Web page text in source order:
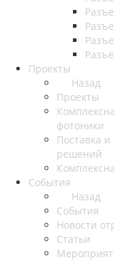
Проекты
Назад
Проекты
фотоники
Поставка
решений
События
Назад
События
Новости
Статьи